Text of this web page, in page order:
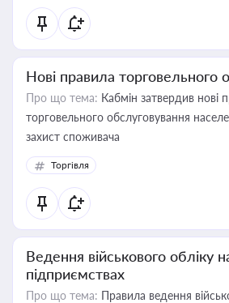
Нові правила торговельного
Про що тема: Кабмін затвердив нові
торговельного обслуговування
захист споживача
Торгівля
Ведення військового обліку
підприємствах
Про що тема: Правила ведення